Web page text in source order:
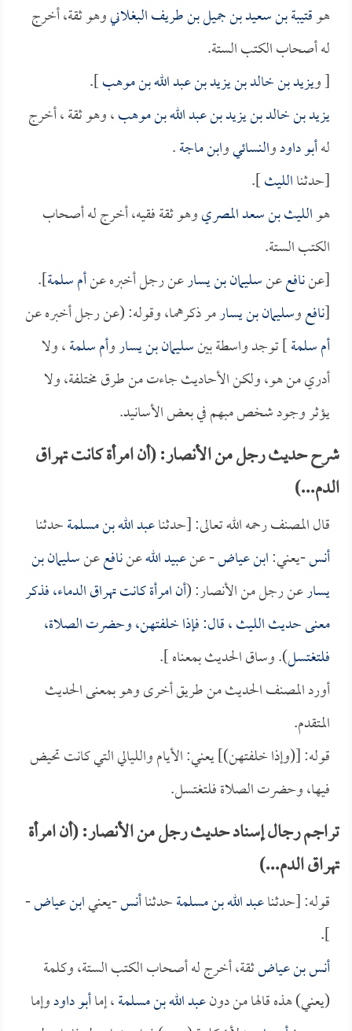
هوقتيبة بن سعيد بن جميل بن طريف البغلانيوهو ثقة، أخرج
له أصحاب الكتب الستة.
[ ويزيد بن خالد بن يزيد بن عبد الله بن موهب].
يزيد بن خالد بن يزيد بن عبد الله بن موهب، وهو ثقة ، أخرج
لهأبو داودوالنسائيوابن ماجة.
[حدثناالليث].
هوالليث بن سعد المصريوهو ثقة فقيه، أخرج له أصحاب
الكتب الستة.
[عننافععنسليمان بن يسارعن رجل أخبره عنأم سلمة].
[نافعوسليمان بن يسارمر ذكرهما، وقوله: (عن رجل أخبره عن
أم سلمة] توجد واسطة بينسليمان بن يساروأم سلمة، ولا
أدري من هو، ولكن الأحاديث جاءت من طرق مختلفة، ولا
يؤثر وجود شخص مبهم في بعض الأسانيد.
شرح حديث رجل من الأنصار: (أن امرأة كانت تهراق
الدم...)
قال المصنف رحمه الله تعالى: [حدثناعبد الله بن مسلمةحدثنا
أنس-يعني:ابن عياض- عنعبيد اللهعننافععنسليمان بن
يسارعن رجل من الأنصار: (أن امرأة كانت تهراق الدماء، فذكر
معنى حديثالليث، قال: فإذا خلفتهن، وحضرت الصلاة،
فلتغتسل). وساق الحديث بمعناه ].
أورد المصنف الحديث من طريق أخرى وهو بمعنى الحديث
المتقدم.
قوله: [(وإذا خلفتهن)] يعني: الأيام والليالي التي كانت تحيض
فيها، وحضرت الصلاة فلتغتسل.
تراجم رجال إسناد حديث رجل من الأنصار: (أن امرأة
تهراق الدم...)
قوله: [حدثناعبد الله بن مسلمةحدثناأنس-يعنيابن عياض-
].
أنس بن عياضثقة، أخرج له أصحاب الكتب الستة، وكلمة
(يعني) هذه قالها من دونعبد الله بن مسلمة، إماأبو داودوإما